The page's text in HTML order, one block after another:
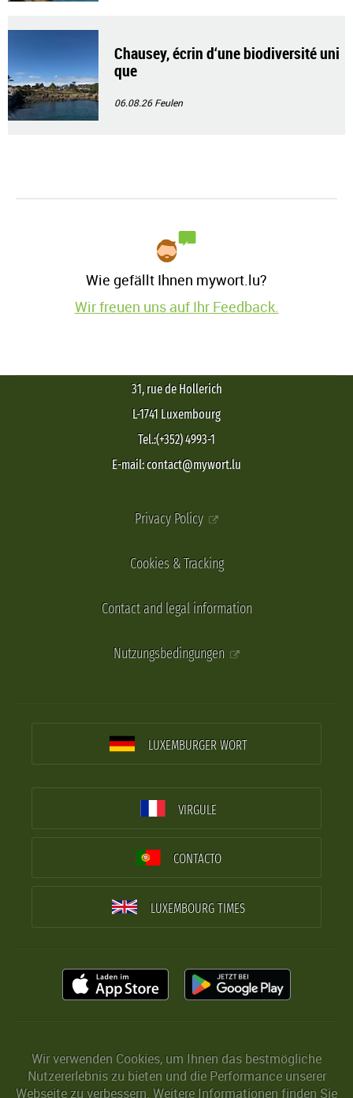
Chausey, écrin d‘une biodiversité uni
que
06.08.26Feulen
Wie gefällt Ihnen mywort.lu?
Wir freuen uns auf Ihr Feedback.
31, rue de Hollerich
L-1741 Luxembourg
Tel.:(+352) 4993-1
E-mail: contact@mywort.lu
Privacy Policy
Cookies & Tracking
Contact and legal information
Nutzungsbedingungen
LUXEMBURGER WORT
VIRGULE
CONTACTO
LUXEMBOURG TIMES
Wir verwenden Cookies, um Ihnen das bestmögliche
Nutzererlebnis zu bieten und die Performance unserer
Webseite zu verbessern. Weitere Informationen finden Sie